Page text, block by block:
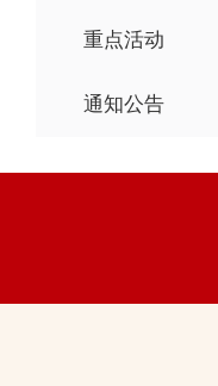
重点活动
通知公告